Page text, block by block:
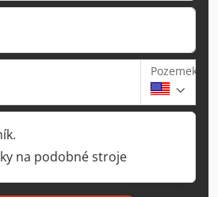
Pozemek
na podobné stroje